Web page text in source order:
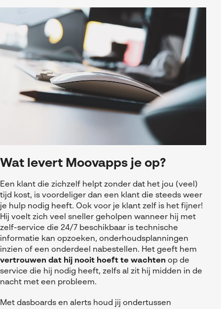
Wat levert Moovapps je op?
Een klant die zichzelf helpt zonder dat het jou (veel)
tijd kost, is voordeliger dan een klant die steeds weer
je hulp nodig heeft. Ook voor je klant zelf is het fijner!
Hij voelt zich veel sneller geholpen wanneer hij met
zelf-service die 24/7 beschikbaar is technische
informatie kan opzoeken, onderhoudsplanningen
inzien of een onderdeel nabestellen. Het geeft hem
vertrouwen dat hij nooit hoeft te wachten op de
service die hij nodig heeft, zelfs al zit hij midden in de
nacht met een probleem.
Met dasboards en alerts houd jij ondertussen